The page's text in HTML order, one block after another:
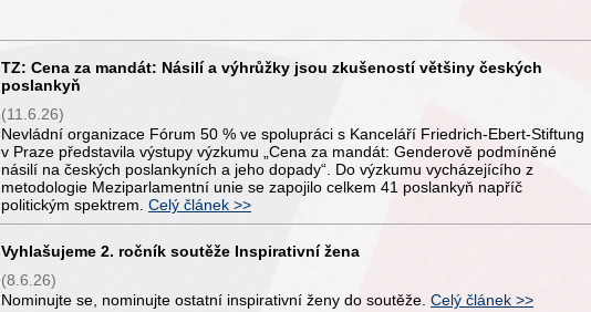
TZ: Cena za mandát: Násilí a výhrůžky jsou zkušeností většiny českých
poslankyň
(11.6.26)
Nevládní organizace Fórum 50 % ve spolupráci s Kanceláří Friedrich-Ebert-Stiftung
v Praze představila výstupy výzkumu „Cena za mandát: Genderově podmíněné
násilí na českých poslankyních a jeho dopady“. Do výzkumu vycházejícího z
metodologie Meziparlamentní unie se zapojilo celkem 41 poslankyň napříč
politickým spektrem. Celý článek >>
Vyhlašujeme 2. ročník soutěže Inspirativní žena
(8.6.26)
Nominujte se, nominujte ostatní inspirativní ženy do soutěže. Celý článek >>